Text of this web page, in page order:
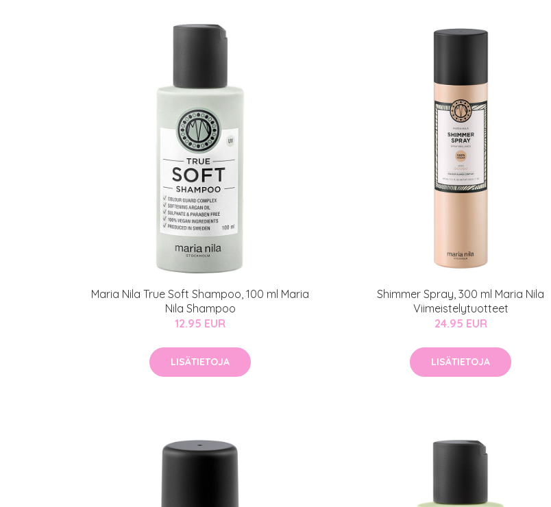
Maria Nila True Soft Shampoo, 100 ml Maria
Nila Shampoo
12.95 EUR
LISÄTIETOJA
Shimmer Spray, 300 ml Maria Nila
Viimeistelytuotteet
24.95 EUR
LISÄTIETOJA